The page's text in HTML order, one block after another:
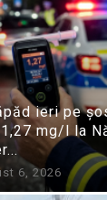
ieri pe
mg/l la
6, 2026